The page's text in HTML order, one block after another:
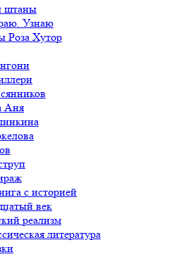
штаны
Узнаю
Роза Хутор
Аня
с историей
век
реализм
литература